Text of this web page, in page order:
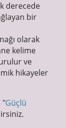
derecede
bir
olarak
kelime
ve
hikayeler
"Güçlü